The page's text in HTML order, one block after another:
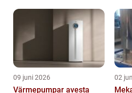
09 juni 2026
Värmepumpar avesta
02